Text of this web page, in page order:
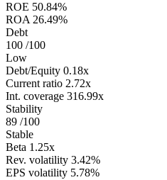
ROE 50.84%
ROA 26.49%
Debt
100 /100
Low
Debt/Equity 0.18x
Current ratio 2.72x
Int. coverage 316.99x
Stability
89 /100
Stable
Beta 1.25x
Rev. volatility 3.42%
EPS volatility 5.78%